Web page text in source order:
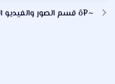
ل
ا
~¤ô قسم الصور والفيديو العام ô¤~